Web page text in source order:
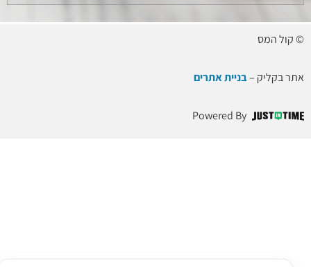
© קול המס
אתר בקליק – בניית אתרים
Powered By